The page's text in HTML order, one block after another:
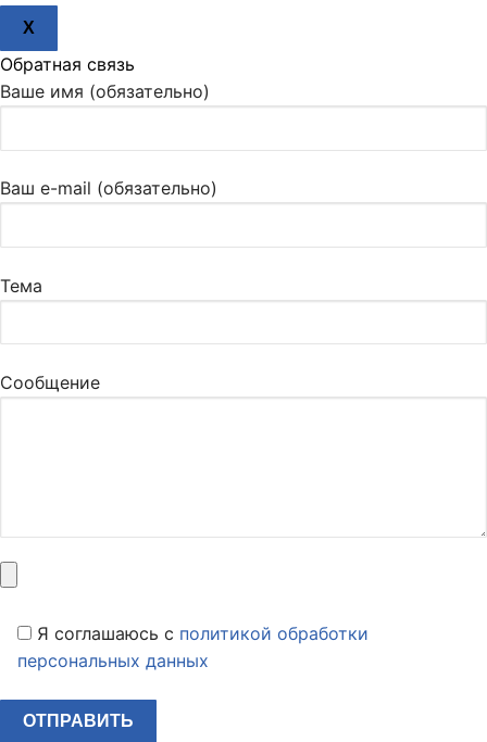
X
Обратная связь
Ваше имя (обязательно)
Ваш e-mail (обязательно)
Тема
Сообщение
Я соглашаюсь c политикой обработки
персональных данных